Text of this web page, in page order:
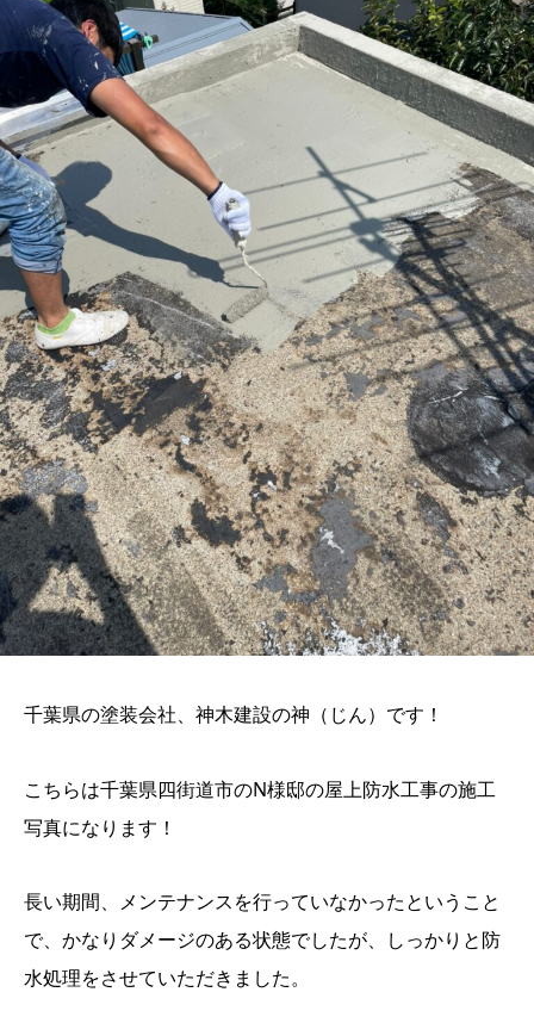
千葉県の塗装会社、神木建設の神（じん）です！
こちらは千葉県四街道市のN様邸の屋上防水工事の施工
写真になります！
長い期間、メンテナンスを行っていなかったということ
で、かなりダメージのある状態でしたが、しっかりと防
水処理をさせていただきました。